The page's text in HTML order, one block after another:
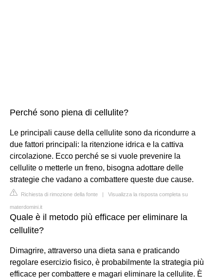
Perché sono piena di cellulite?
Le principali cause della cellulite sono da ricondurre a
due fattori principali: la ritenzione idrica e la cattiva
circolazione. Ecco perché se si vuole prevenire la
cellulite o metterle un freno, bisogna adottare delle
strategie che vadano a combattere queste due cause.
Richiesta di rimozione della fonte | Visualizza la risposta completa su
materdomini.it
Quale è il metodo più efficace per eliminare la
cellulite?
Dimagrire, attraverso una dieta sana e praticando
regolare esercizio fisico, è probabilmente la strategia più
efficace per combattere e magari eliminare la cellulite. È